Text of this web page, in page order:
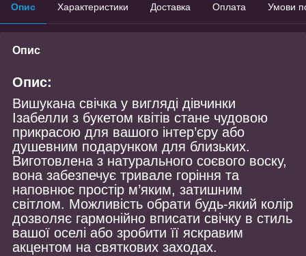
Опис Характеристики Доставка Оплата Умови
Опис
Опис:
Вишукана свічка у вигляді дівчинки
Ізабелли з букетом квітів стане чудовою
прикрасою для вашого інтер’єру або
душевним подарунком для близьких.
Виготовлена з натурального соєвого воску,
вона забезпечує тривале горіння та
наповнює простір м’яким, затишним
світлом. Можливість обрати будь-який колір
дозволяє гармонійно вписати свічку в стиль
вашої оселі або зробити її яскравим
акцентом на святкових заходах.